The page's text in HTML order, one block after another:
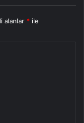
alanlar * ile